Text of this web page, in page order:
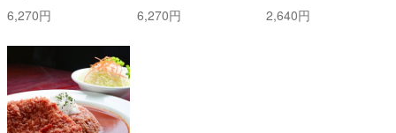
6,270円
6,270円
2,640円